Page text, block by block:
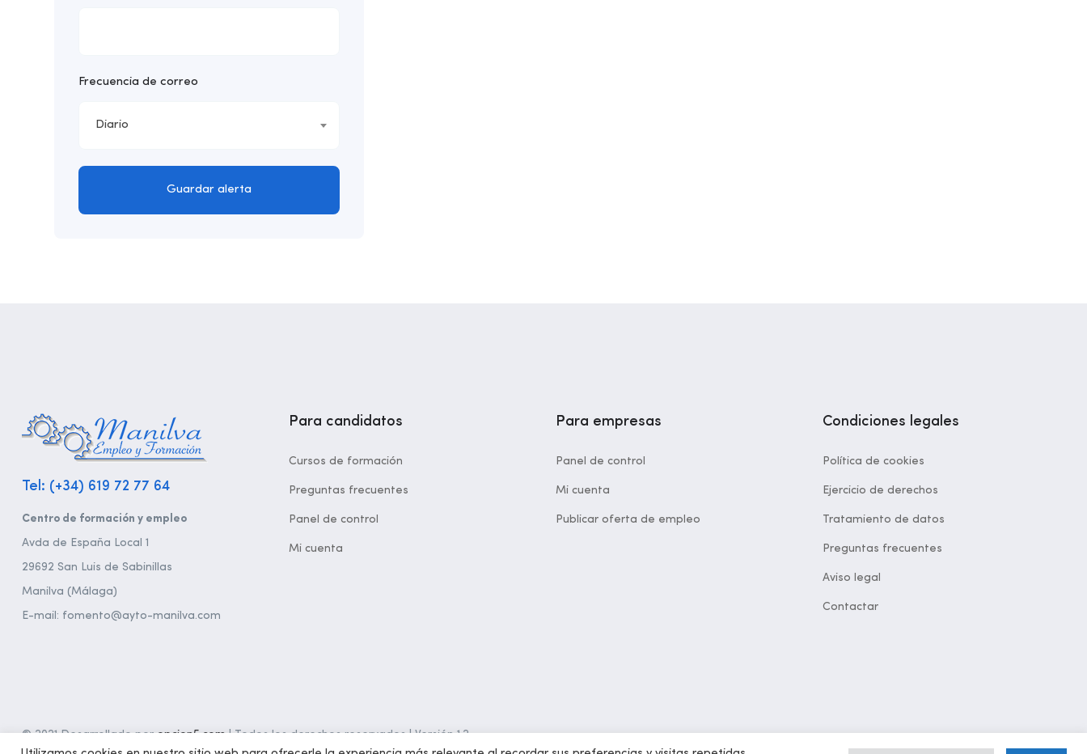
Frecuencia de correo
Diario
Guardar alerta
Tel: (+34) 619 72 77 64
Centro de formación y empleo
Avda de España Local 1
29692 San Luis de Sabinillas
Manilva (Málaga)
E-mail: fomento@ayto-manilva.com
Para candidatos
Cursos de formación
Preguntas frecuentes
Panel de control
Mi cuenta
Para empresas
Panel de control
Mi cuenta
Publicar oferta de empleo
Condiciones legales
Política de cookies
Ejercicio de derechos
Tratamiento de datos
Preguntas frecuentes
Aviso legal
Contactar
© 2021 Desarrollado poropcion5.com| Todos los derechos reservados | Versión 1.2